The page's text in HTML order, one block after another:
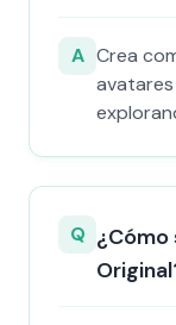
A Crea
Q ¿Cómo